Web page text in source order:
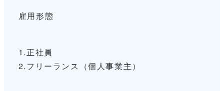
雇用形態
1.正社員
2.フリーランス（個人事業主）